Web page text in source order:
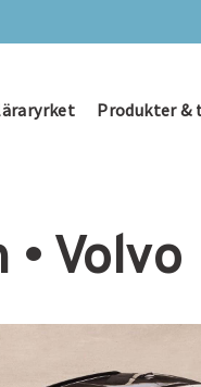
Produkter &
Volvo